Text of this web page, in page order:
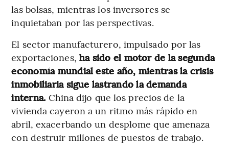
las bolsas, mientras los inversores se
inquietaban por las perspectivas.
El sector manufacturero, impulsado por las
exportaciones, ha sido el motor de la segunda
economía mundial este año, mientras la crisis
inmobiliaria sigue lastrando la demanda
interna. China dijo que los precios de la
vivienda cayeron a un ritmo más rápido en
abril, exacerbando un desplome que amenaza
con destruir millones de puestos de trabajo.